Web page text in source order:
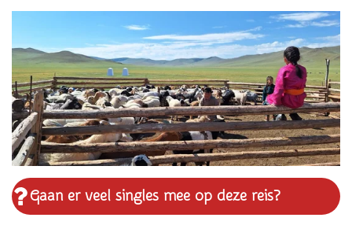
Gaan er veel singles mee op deze reis?